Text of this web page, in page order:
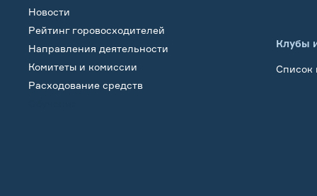
Новости
Рейтинг горовосходителей
Направления деятельности
Комитеты и комиссии
Расходование средств
Клубы
Список